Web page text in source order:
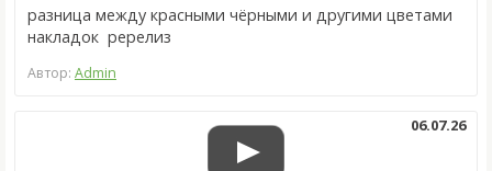
разница между красными чёрными и другими цветами
накладок ререлиз
Автор: Admin
06.07.26